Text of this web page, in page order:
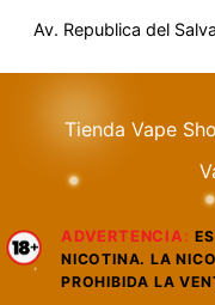
Av. Republica del
Tienda Vape
ADVERTENCIA :
NICOTINA. LA
PROHIBIDA LA
WhatsApp
Respuesta rápida